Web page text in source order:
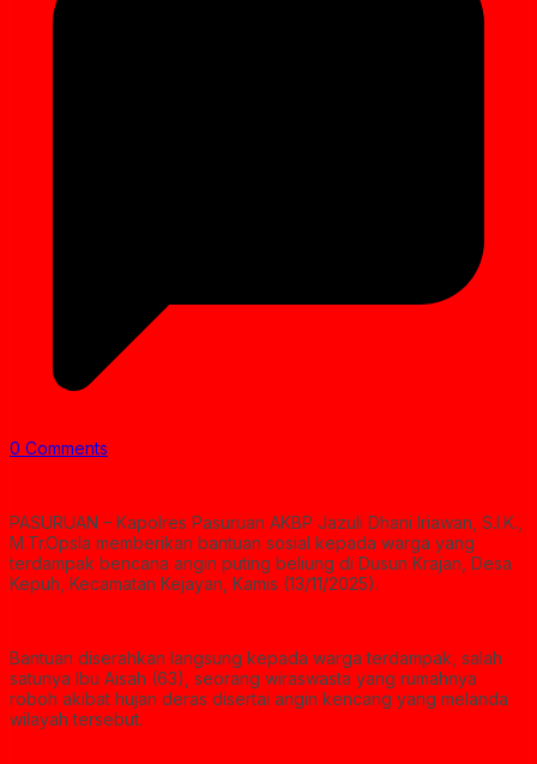
0 Comments
PASURUAN – Kapolres Pasuruan AKBP Jazuli Dhani Iriawan, S.I.K.,
M.Tr.Opsla memberikan bantuan sosial kepada warga yang
terdampak bencana angin puting beliung di Dusun Krajan, Desa
Kepuh, Kecamatan Kejayan, Kamis (13/11/2025).
Bantuan diserahkan langsung kepada warga terdampak, salah
satunya Ibu Aisah (63), seorang wiraswasta yang rumahnya
roboh akibat hujan deras disertai angin kencang yang melanda
wilayah tersebut.